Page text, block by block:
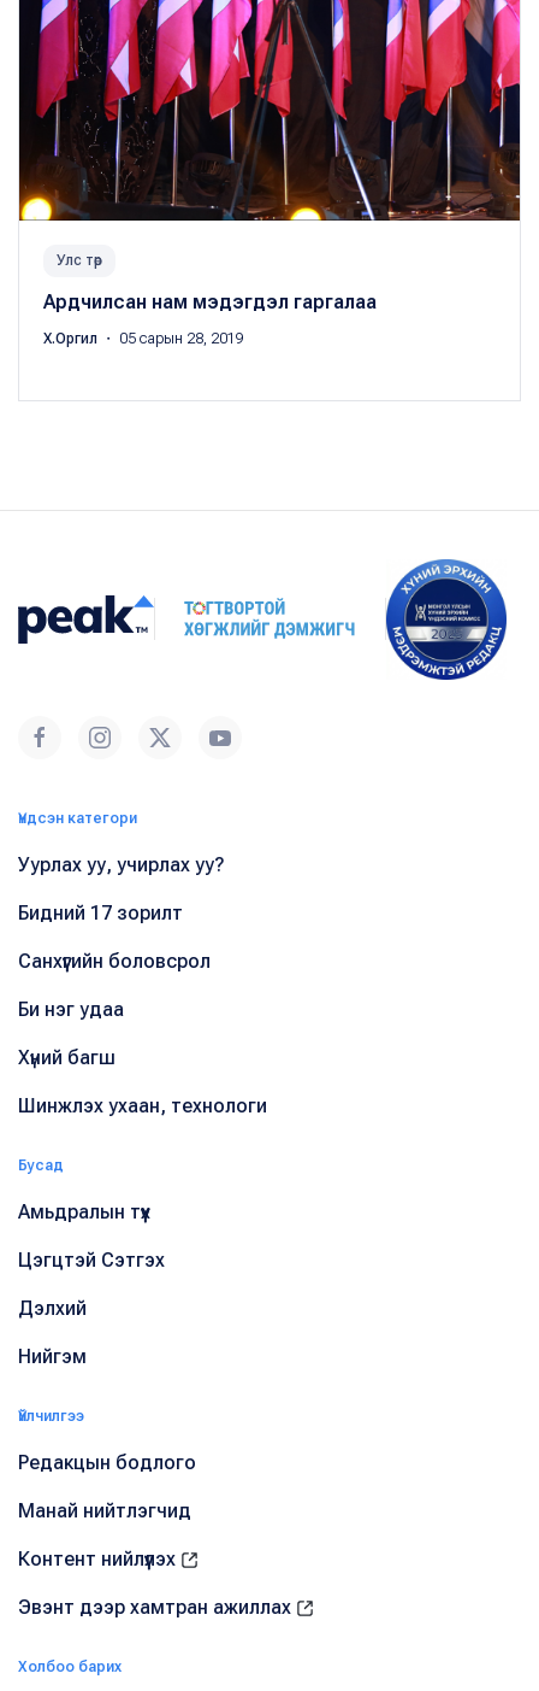
Улс төр
Ардчилсан нам мэдэгдэл гаргалаа
Х.Оргил ・ 05 сарын 28, 2019
Үндсэн категори
Уурлах уу, учирлах уу?
Бидний 17 зорилт
Санхүүгийн боловсрол
Би нэг удаа
Хүний багш
Шинжлэх ухаан, технологи
Бусад
Амьдралын түүх
Цэгцтэй Сэтгэх
Дэлхий
Нийгэм
Үйлчилгээ
Редакцын бодлого
Манай нийтлэгчид
Контент нийлүүлэх
Эвэнт дээр хамтран ажиллах
Холбоо барих